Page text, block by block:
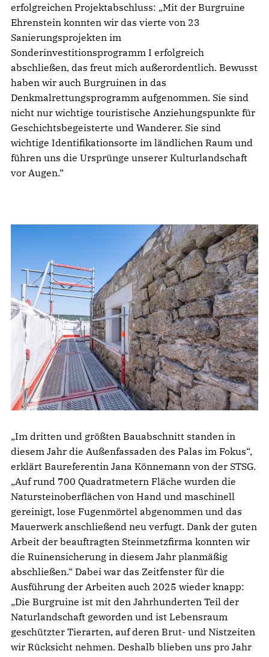
erfolgreichen Projektabschluss: „Mit der Burgruine
Ehrenstein konnten wir das vierte von 23
Sanierungsprojekten im
Sonderinvestitionsprogramm I erfolgreich
abschließen, das freut mich außerordentlich. Bewusst
haben wir auch Burgruinen in das
Denkmalrettungsprogramm aufgenommen. Sie sind
nicht nur wichtige touristische Anziehungspunkte für
Geschichtsbegeisterte und Wanderer. Sie sind
wichtige Identifikationsorte im ländlichen Raum und
führen uns die Ursprünge unserer Kulturlandschaft
vor Augen.“
„Im dritten und größten Bauabschnitt standen in
diesem Jahr die Außenfassaden des Palas im Fokus“,
erklärt Baureferentin Jana Könnemann von der STSG.
„Auf rund 700 Quadratmetern Fläche wurden die
Natursteinoberflächen von Hand und maschinell
gereinigt, lose Fugenmörtel abgenommen und das
Mauerwerk anschließend neu verfugt. Dank der guten
Arbeit der beauftragten Steinmetzfirma konnten wir
die Ruinensicherung in diesem Jahr planmäßig
abschließen.“ Dabei war das Zeitfenster für die
Ausführung der Arbeiten auch 2025 wieder knapp:
„Die Burgruine ist mit den Jahrhunderten Teil der
Naturlandschaft geworden und ist Lebensraum
geschützter Tierarten, auf deren Brut- und Nistzeiten
wir Rücksicht nehmen. Deshalb blieben uns pro Jahr